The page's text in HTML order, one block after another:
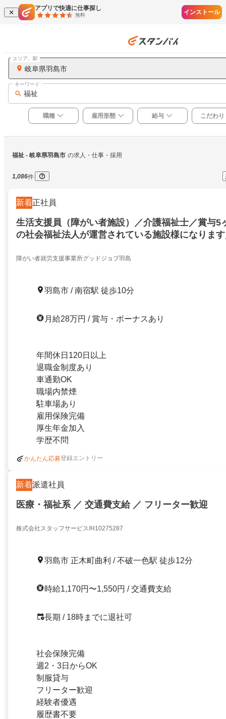
アプリで快適に仕事探し
無料 インストール
岐阜県羽島市
エリア、駅
福祉
キーワード
職種 雇用形態 給与 こだわり
福祉 - 岐阜県羽島市 の求人・仕事・採用
1,086件
新着正社員
生活支援員（障がい者施設）／介護福祉士／賞与5
の社会福祉法人が運営されている施設様になりま
害者施設以外
障がい者就労支援事業所グッドジョブ羽島
羽島市 / 南宿駅 徒歩10分
月給28万円 / 賞与・ボーナスあり
年間休日120日以上
退職金制度あり
車通勤OK
職場内禁煙
駐車場あり
雇用保険完備
厚生年金加入
学歴不問
かんたん応募登録エントリー
新着派遣社員
医療・福祉系 ／ 交通費支給 ／ フリーター歓迎
株式会社スタッフサービス/H10275287
羽島市 正木町曲利 / 不破一色駅 徒歩12分
時給1,170円〜1,550円 / 交通費支給
長期 / 18時までに退社可
社会保険完備
週2・3日からOK
制服貸与
フリーター歓迎
経験者優遇
履歴書不要